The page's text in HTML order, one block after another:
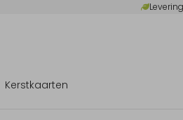
Kerstkaarten